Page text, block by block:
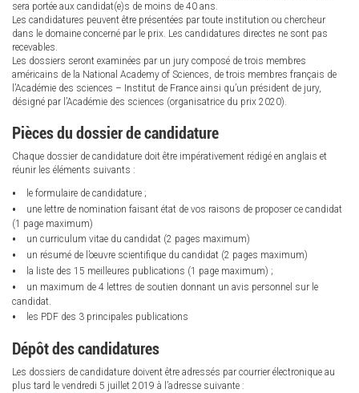
sera portée aux candidat(e)s de moins de 40 ans.
Les candidatures peuvent être présentées par toute institution ou chercheur
dans le domaine concerné par le prix. Les candidatures directes ne sont pas
recevables.
Les dossiers seront examinées par un jury composé de trois membres
américains de la National Academy of Sciences, de trois membres français de
l’Académie des sciences – Institut de France ainsi qu’un président de jury,
désigné par l’Académie des sciences (organisatrice du prix 2020).
Pièces du dossier de candidature
Chaque dossier de candidature doit être impérativement rédigé en anglais et
réunir les éléments suivants :
le formulaire de candidature ;
une lettre de nomination faisant état de vos raisons de proposer ce candidat
(1 page maximum)
un curriculum vitae du candidat (2 pages maximum)
un résumé de l’oeuvre scientifique du candidat (2 pages maximum)
la liste des 15 meilleures publications (1 page maximum) ;
un maximum de 4 lettres de soutien donnant un avis personnel sur le
candidat.
les PDF des 3 principales publications
Dépôt des candidatures
Les dossiers de candidature doivent être adressés par courrier électronique au
plus tard le vendredi 5 juillet 2019 à l’adresse suivante :